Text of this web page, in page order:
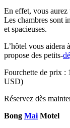
En effet, vous aurez
Les chambres sont
et spacieuses.
L’hôtel vous aidera
propose des petits-
Fourchette de prix
USD)
Réservez dès
Bong Mai Motel